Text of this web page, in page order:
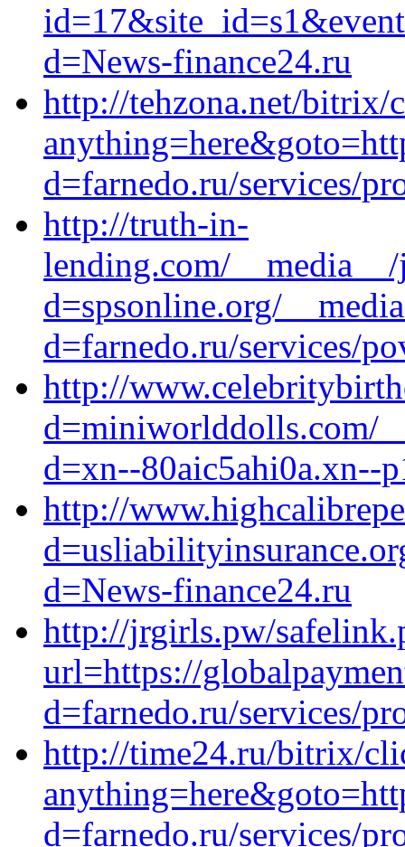
d=News-finance24.ru
http://tehzona.net/bitrix/
d=farnedo.ru/services/
http://truth-in-
lending.com/
d=spsonline.org/
d=farnedo.ru/services/
http://
d=miniworlddolls.com/
d=xn--80aic5ahi0a.xn--
http://
d=News-finance24.ru
http://jrgirls.pw/
url=https://
d=farnedo.ru/services/
http://time24.ru/bitrix/
d=farnedo.ru/services/